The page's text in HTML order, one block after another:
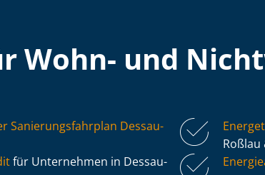
Wohn- und
Sa­nie­rungs­fahr­plan Dessau-
Roßlau
für Unternehmen in Dessau-